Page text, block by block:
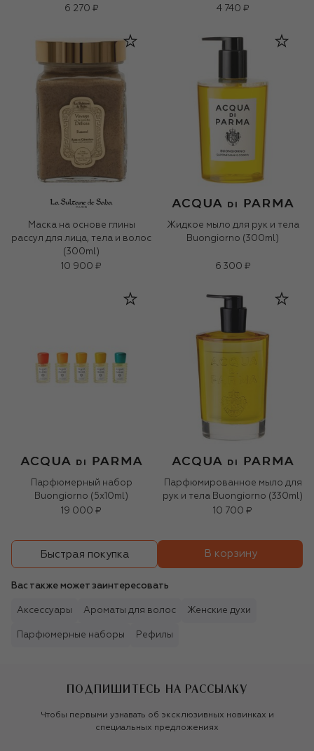
6 270 ₽
50+ RIVIERA SUN (150ml)
4 740 ₽
Маска на основе глины
рассул для лица, тела и волос
(300ml)
10 900 ₽
Жидкое мыло для рук и тела
Buongiorno (300ml)
6 300 ₽
Парфюмерный набор
Buongiorno (5x10ml)
19 000 ₽
Парфюмированное мыло для
рук и тела Buongiorno (330ml)
10 700 ₽
Быстрая покупка В корзину
Вас также может заинтересовать
Аксессуары Ароматы для волос Женские духи
Парфюмерные наборы Рефилы
ПОДПИШИТЕСЬ НА РАССЫЛКУ
Чтобы первыми узнавать об эксклюзивных новинках и
специальных предложениях